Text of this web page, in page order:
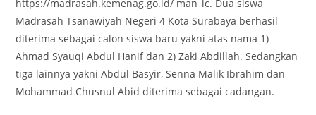
https://madrasah.kemenag.go.id/ man_ic. Dua siswa
Madrasah Tsanawiyah Negeri 4 Kota Surabaya berhasil
diterima sebagai calon siswa baru yakni atas nama 1)
Ahmad Syauqi Abdul Hanif dan 2) Zaki Abdillah. Sedangkan
tiga lainnya yakni Abdul Basyir, Senna Malik Ibrahim dan
Mohammad Chusnul Abid diterima sebagai cadangan.